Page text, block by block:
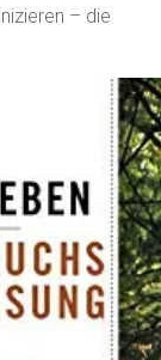
– die